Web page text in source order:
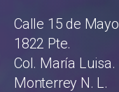
Calle 15 de Mayo
1822 Pte.
Col. María Luisa.
Monterrey N. L.